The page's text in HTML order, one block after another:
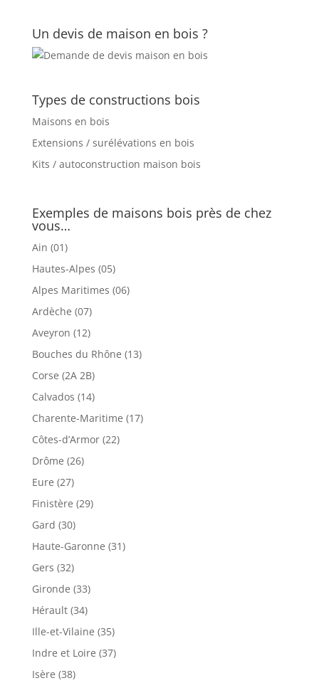
Un devis de maison en bois ?
Types de constructions bois
Maisons en bois
Extensions / surélévations en bois
Kits / autoconstruction maison bois
Exemples de maisons bois près de chez
vous…
Ain (01)
Hautes-Alpes (05)
Alpes Maritimes (06)
Ardèche (07)
Aveyron (12)
Bouches du Rhône (13)
Corse (2A 2B)
Calvados (14)
Charente-Maritime (17)
Côtes-d’Armor (22)
Drôme (26)
Eure (27)
Finistère (29)
Gard (30)
Haute-Garonne (31)
Gers (32)
Gironde (33)
Hérault (34)
Ille-et-Vilaine (35)
Indre et Loire (37)
Isère (38)